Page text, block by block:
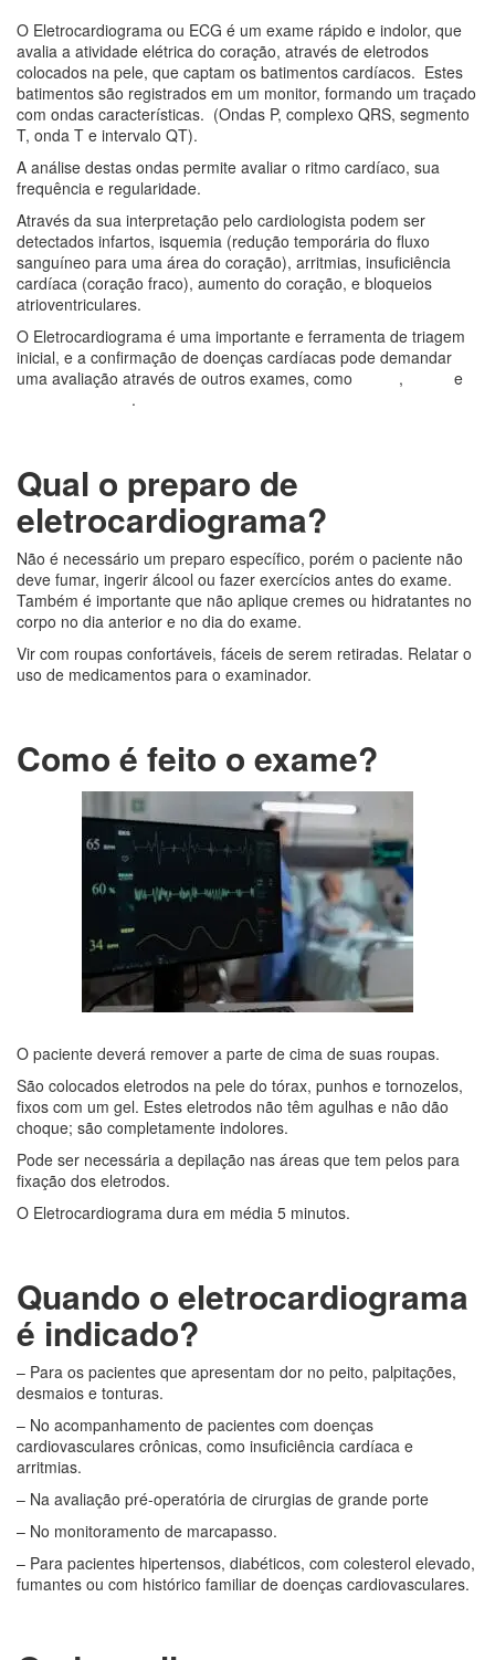
O Eletrocardiograma ou ECG é um exame rápido e indolor, que
avalia a atividade elétrica do coração, através de eletrodos
colocados na pele, que captam os batimentos cardíacos. Estes
batimentos são registrados em um monitor, formando um traçado
com ondas características. (Ondas P, complexo QRS, segmento
T, onda T e intervalo QT).
A análise destas ondas permite avaliar o ritmo cardíaco, sua
frequência e regularidade.
Através da sua interpretação pelo cardiologista podem ser
detectados infartos, isquemia (redução temporária do fluxo
sanguíneo para uma área do coração), arritmias, insuficiência
cardíaca (coração fraco), aumento do coração, e bloqueios
atrioventriculares.
O Eletrocardiograma é uma importante e ferramenta de triagem
inicial, e a confirmação de doenças cardíacas pode demandar
uma avaliação através de outros exames, como
,
e
.
Qual o preparo de
eletrocardiograma?
Não é necessário um preparo específico, porém o paciente não
deve fumar, ingerir álcool ou fazer exercícios antes do exame.
Também é importante que não aplique cremes ou hidratantes no
corpo no dia anterior e no dia do exame.
Vir com roupas confortáveis, fáceis de serem retiradas. Relatar o
uso de medicamentos para o examinador.
Como é feito o exame?
O paciente deverá remover a parte de cima de suas roupas.
São colocados eletrodos na pele do tórax, punhos e tornozelos,
fixos com um gel. Estes eletrodos não têm agulhas e não dão
choque; são completamente indolores.
Pode ser necessária a depilação nas áreas que tem pelos para
fixação dos eletrodos.
O Eletrocardiograma dura em média 5 minutos.
Quando o eletrocardiograma
é indicado?
– Para os pacientes que apresentam dor no peito, palpitações,
desmaios e tonturas.
– No acompanhamento de pacientes com doenças
cardiovasculares crônicas, como insuficiência cardíaca e
arritmias.
– Na avaliação pré-operatória de cirurgias de grande porte
– No monitoramento de marcapasso.
– Para pacientes hipertensos, diabéticos, com colesterol elevado,
fumantes ou com histórico familiar de doenças cardiovasculares.